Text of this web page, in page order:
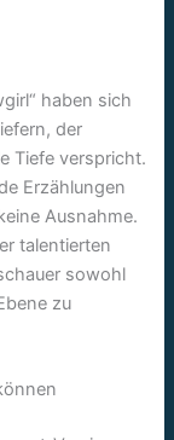
haben sich
der
Tiefe verspricht.
Erzählungen
Ausnahme.
talentierten
sowohl
zu